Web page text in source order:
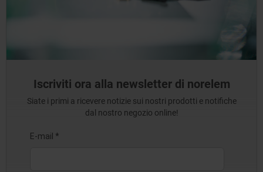
Iscriviti ora alla newsletter di norelem
Siate i primi a ricevere notizie sui nostri prodotti e notifiche
dal nostro negozio online!